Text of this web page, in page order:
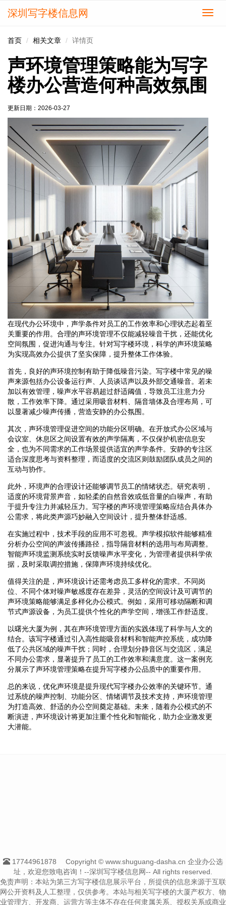
切
深圳写字楼信息网
首页 相关文章 详情页
声环境管理策略能为写字
楼办公营造何种高效氛围
更新日期： 2026-03-27
在现代办公环境中，声学条件对员工的工作效率和心理状态起着至
关重要的作用。合理的声环境管理不仅能减轻噪音干扰，还能优化
空间氛围，促进沟通与专注。针对写字楼环境，科学的声环境策略
为实现高效办公提供了坚实保障，提升整体工作体验。
首先，良好的声环境控制有助于降低噪音污染。写字楼中常见的噪
声来源包括办公设备运行声、人员谈话声以及外部交通噪音。若未
加以有效管理，噪声水平容易超过舒适阈值，导致员工注意力分
散，工作效率下降。通过采用吸音材料、隔音墙体及合理布局，可
以显著减少噪声传播，营造安静的办公氛围。
其次，声环境管理促进空间的功能分区明确。在开放式办公区域与
会议室、休息区之间设置有效的声学隔离，不仅保护机密信息安
全，也为不同需求的工作场景提供适宜的声学条件。安静的专注区
适合深度思考与资料整理，而适度的交流区则鼓励团队成员之间的
互动与协作。
此外，环境声的合理设计还能够调节员工的情绪状态。研究表明，
适度的环境背景声音，如轻柔的自然音效或低音量的白噪声，有助
于提升专注力并减轻压力。写字楼的声环境管理策略应结合具体办
公需求，将此类声源巧妙融入空间设计，提升整体舒适感。
在实施过程中，技术手段的应用不可忽视。声学模拟软件能够精准
分析办公空间的声波传播路径，指导隔音材料的选用与布局调整。
智能声环境监测系统实时反馈噪声水平变化，为管理者提供科学依
据，及时采取调控措施，保障声环境持续优化。
值得关注的是，声环境设计还需考虑员工多样化的需求。不同岗
位、不同个体对噪声敏感度存在差异，灵活的空间设计及可调节的
声环境策略能够满足多样化办公模式。例如，采用可移动隔断和调
节式声源设备，为员工提供个性化的声学空间，增强工作舒适度。
以曙光大厦为例，其在声环境管理方面的实践体现了科学与人文的
结合。该写字楼通过引入高性能吸音材料和智能声控系统，成功降
低了公共区域的噪声干扰；同时，合理划分静音区与交流区，满足
不同办公需求，显著提升了员工的工作效率和满意度。这一案例充
分展示了声环境管理策略在提升写字楼办公品质中的重要作用。
总的来说，优化声环境是提升现代写字楼办公效率的关键环节。通
过系统的噪声控制、功能分区、情绪调节及技术支持，声环境管理
为打造高效、舒适的办公空间奠定基础。未来，随着办公模式的不
断演进，声环境设计将更加注重个性化和智能化，助力企业激发更
大潜能。
17744961878
Copyright © www.shuguang-dasha.cn 企业办公选
址，欢迎您致电咨询！--深圳写字楼信息网-- All rights reserved.
免责声明：本站为第三方写字楼信息展示平台，所提供的信息来源于互联
网公开资料及人工整理，仅供参考。本站与相关写字楼的大厦产权方、物
业管理方、开发商、运营方等主体不存在任何隶属关系、授权关系或商业